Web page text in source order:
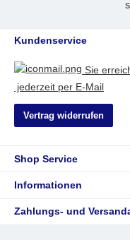
Kundenservice
Sie
jederzeit per E-Mail
Vertrag widerrufen
Shop Service
Informationen
Zahlungs- und